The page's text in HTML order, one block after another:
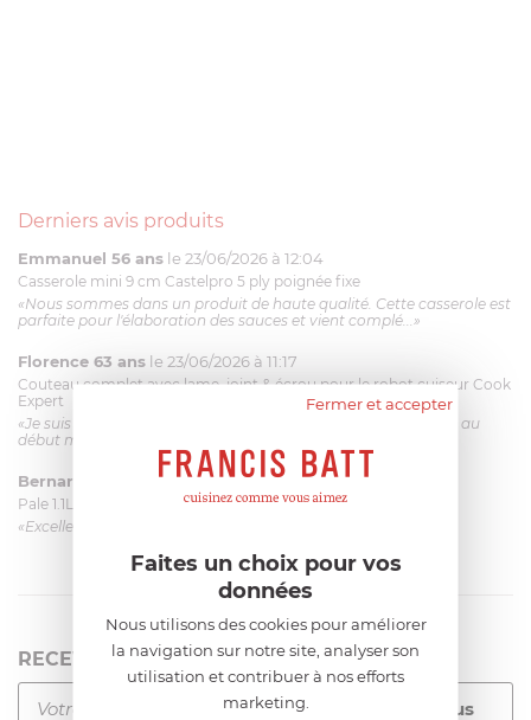
Derniers avis produits
Emmanuel 56 ans le 23/06/2026 à 12:04
Casserole mini 9 cm Castelpro 5 ply poignée fixe
«Nous sommes dans un produit de haute qualité. Cette casserole est
parfaite pour l'élaboration des sauces et vient complé...»
Florence 63 ans le 23/06/2026 à 11:17
Couteau complet avec lame, joint & écrou pour le robot cuiseur Cook
Expert
«Je suis satisfaite du couteau Magimix. L'écrou est un peu dur au
début mais ça le fait. La livraison a été très rapide. ...»
Bernard le 23/06/2026 à 09:43
Pale 1.1L pour Glacier Magimix 11031/121/123/124
«Excellent: produit et livraison»
RECEVEZ LA NEWSLETTER
Fermer et accepter
Faites un choix pour vos
données
Nous utilisons des cookies pour améliorer
la navigation sur notre site, analyser son
utilisation et contribuer à nos efforts
marketing.